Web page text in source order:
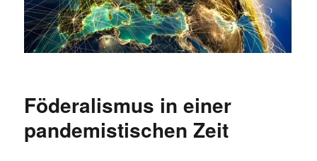
Föderalismus in einer
pandemistischen Zeit